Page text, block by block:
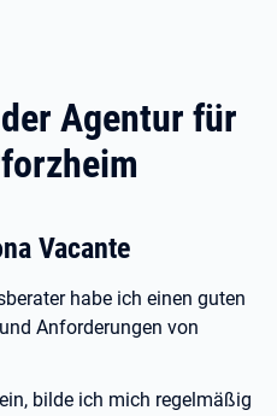
Agentur für
Vacante
habe ich einen guten
Anforderungen von
bilde ich mich regelmäßig